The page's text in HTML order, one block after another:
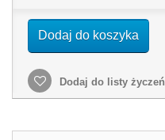
Dodaj do koszyka
Dodaj do listy życzeń